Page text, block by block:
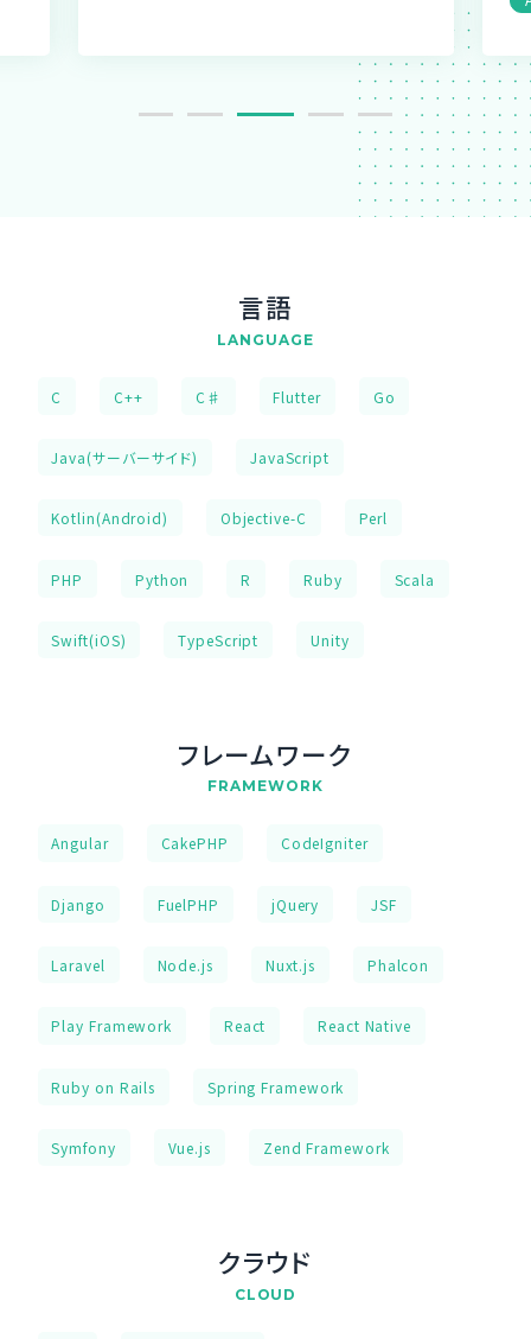
言語
LANGUAGE
C C++ C♯ Flutter Go
Java(サーバーサイド) JavaScript
Kotlin(Android) Objective-C Perl
PHP Python R Ruby Scala
Swift(iOS) TypeScript Unity
フレームワーク
FRAMEWORK
Angular CakePHP CodeIgniter
Django FuelPHP jQuery JSF
Laravel Node.js Nuxt.js Phalcon
Play Framework React React Native
Ruby on Rails Spring Framework
Symfony Vue.js Zend Framework
クラウド
CLOUD